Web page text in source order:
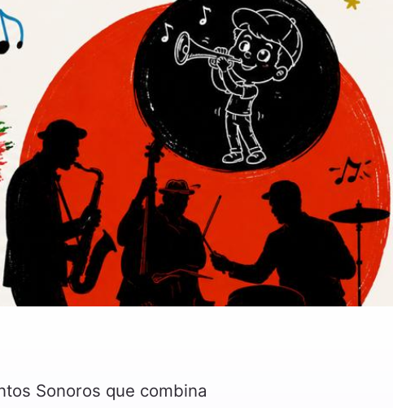
Sonoros que combina